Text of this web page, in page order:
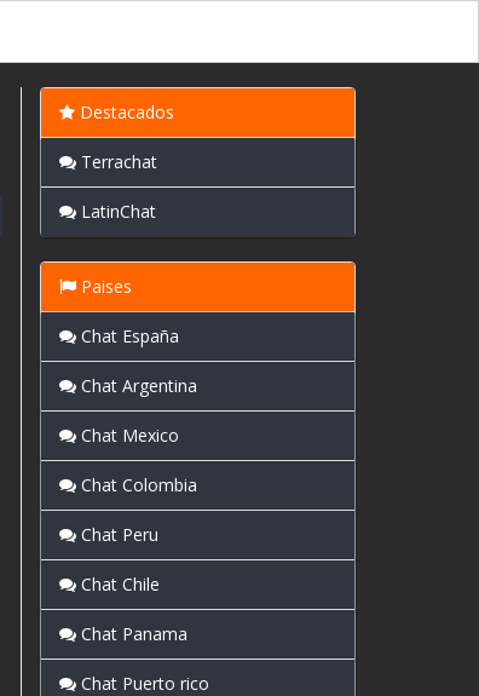
Destacados
Terrachat
LatinChat
Paises
Chat España
Chat Argentina
Chat Mexico
Chat Colombia
Chat Peru
Chat Chile
Chat Panama
Chat Puerto rico